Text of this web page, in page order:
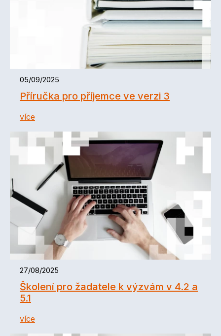
05/09/2025
Příručka pro příjemce ve verzi 3
více
27/08/2025
Školení pro žadatele k výzvám v 4.2 a
5.1
více